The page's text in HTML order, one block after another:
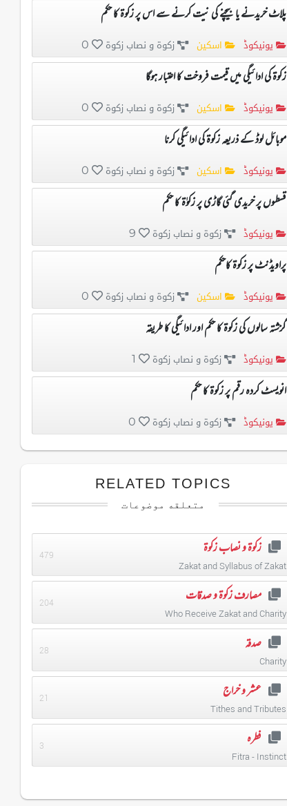
پلاٹ خریدنے یا بیچنے کی نیت کرنے سے اس پر زکوۃ کا حکم
یونیکوڈ اسکین زکوۃ و نصاب زکوۃ
زکوۃ کی ادائیگی میں قیمت فروخت کا اعتبار ہوگا
یونیکوڈ اسکین زکوۃ و نصاب زکوۃ
موبائل لوڈ کے ذریعہ زکوۃ کی ادائیگی کرنا
یونیکوڈ اسکین زکوۃ و نصاب زکوۃ
قسطوں پر خریدی گئی گاڑی پر زکوٰۃ کا حکم
یونیکوڈ زکوۃ و نصاب زکوۃ
پراویڈنٹ پر زکوۃ کاحکم
یونیکوڈ اسکین زکوۃ و نصاب زکوۃ
گزشتہ سالوں کی زکوۃ کا حکم اور ادائیگی کا طریقہ
یونیکوڈ زکوۃ و نصاب زکوۃ
انویسٹ کردہ رقم پر زکوۃ کا حکم
یونیکوڈ زکوۃ و نصاب زکوۃ
RELATED TOPICS
متعلقه موضوعات
زکوۃ و نصاب زکوۃ
Zakat and Syllabus of Zakat
479
مصارف زکوۃ و صدقات
Who Receive Zakat and Charity
204
صدقہ
Charity
28
عشر و خراج
Tithes and Tributes
21
فطرہ
Fitra - Instinct
3